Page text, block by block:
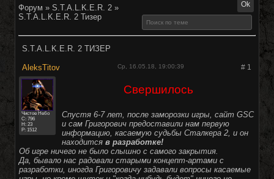
Форум » S.T.A.L.K.E.R. 2 »
S.T.A.L.K.E.R. 2 Тизер
S.T.A.L.K.E.R. 2 ТИЗЕР
AleksTitov # 1
Ср, 16.05.18, 19:00:39
Чистое Небо
C:796
Н: 23
Р: 1512
Свершилось
Спустя 6-7 лет, после заморозки игры, сайт GSC
и сам Григорович предоставили нам первую
информацию, касаемую судьбы Сталкера 2, и он
находитсяв разработке!
Об игре ничего не было слышно с самого закрытия.
Да, бывало нас радовали старыми концепт-артами с
разработки, иногда Григоровичу задавали вопросы касаемые